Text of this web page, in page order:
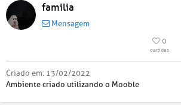
familia
Mensagem
0
curtidas
Criado em: 13/02/2022
Ambiente criado utilizando o Mooble